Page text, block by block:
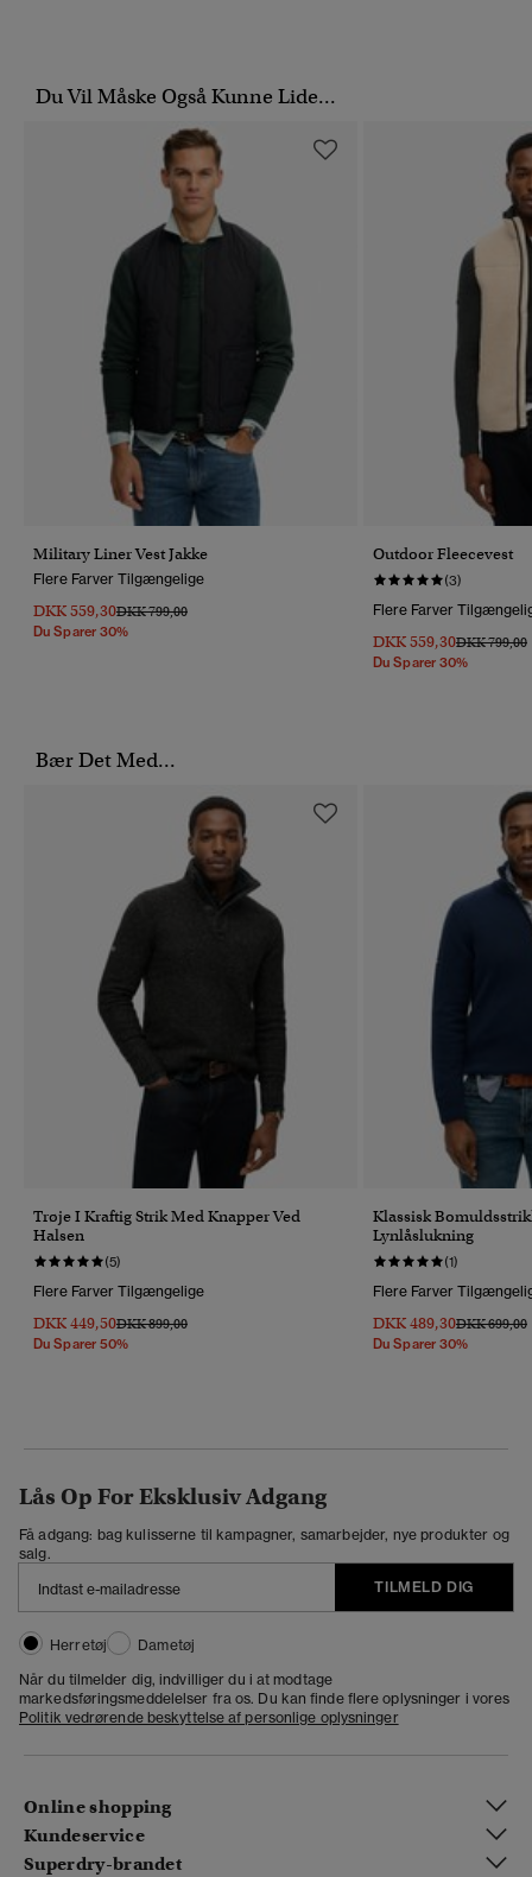
Du Vil Måske Også Kunne Lide...
Military Liner Vest Jakke
Flere Farver Tilgængelige
DKK 559,30Pris Nedsat Fra
DKK 799,00Til
Du Sparer 30%
Outdoor Fleecevest
(3)
Flere Farver
DKK 559,30Pris Nedsat
DKK 799,00
Du Sparer 30%
Bær Det Med...
Trøje I Kraftig Strik Med Knapper Ved
Halsen
(5)
Flere Farver Tilgængelige
DKK 449,50Pris Nedsat Fra
DKK 899,00Til
Du Sparer 50%
Klassisk
Lynlåslukning
(1)
Flere Farver
DKK 489,30Pris Nedsat
DKK 699,00
Du Sparer 30%
Lås Op For Eksklusiv Adgang
Få adgang: bag kulisserne til kampagner, samarbejder, nye produkter og
salg.
TILMELD DIG
Herretøj
Dametøj
Når du tilmelder dig, indvilliger du i at modtage
markedsføringsmeddelelser fra os. Du kan finde flere oplysninger i vores
Politik vedrørende beskyttelse af personlige oplysninger
Online shopping
Kundeservice
Superdry-brandet